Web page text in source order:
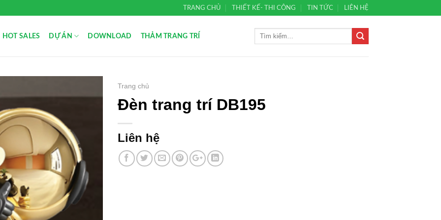
TRANG CHỦ THIẾT KẾ- THI CÔNG TIN TỨC LIÊN HỆ
HOT SALES DỰ ÁN DOWNLOAD THẢM TRANG TRÍ
Trang chủ
Đèn trang trí DB195
Liên hệ